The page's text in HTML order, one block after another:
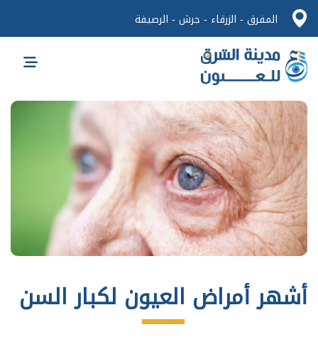
المفرق - الزرقاء - جرش - الرصيفة
أشهر أمراض العيون لكبار السن